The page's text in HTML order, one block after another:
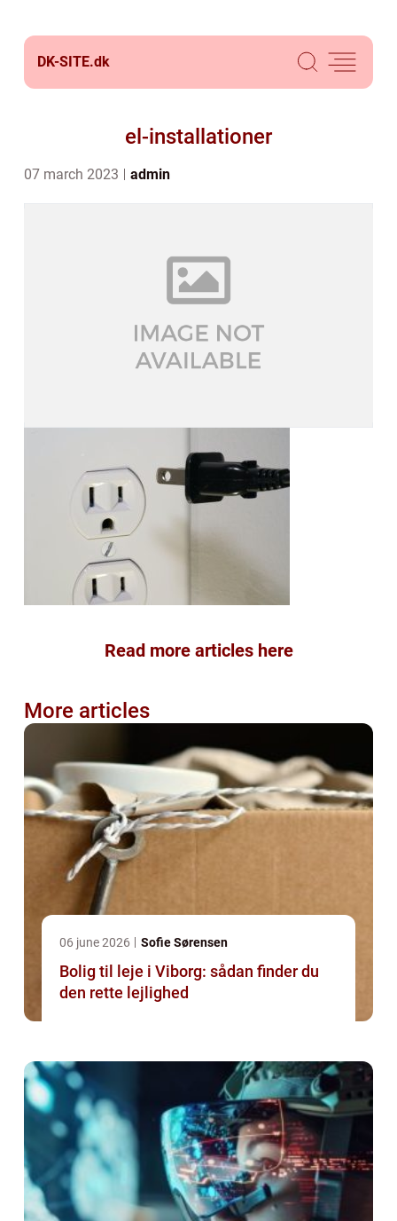
DK-SITE.dk
el-installationer
07 march 2023 admin
Read more articles here
More articles
06 june 2026 Sofie Sørensen
Bolig til leje i Viborg: sådan finder du
den rette lejlighed